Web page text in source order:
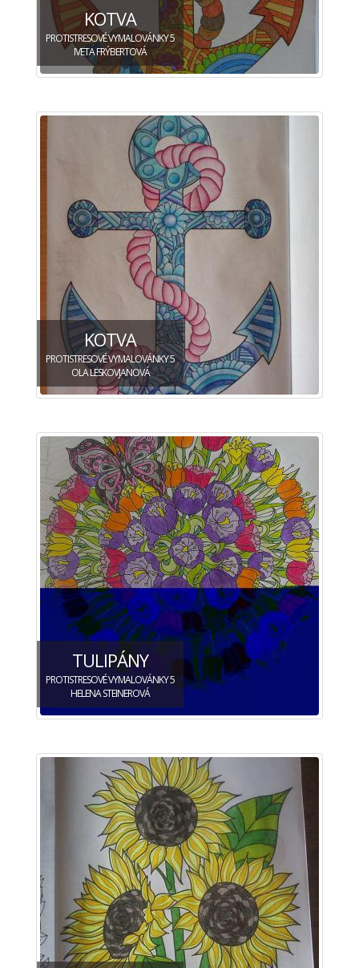
KOTVA
PROTISTRESOVÉ VYMALOVÁNKY 5
IVETA FRÝBERTOVÁ
KOTVA
PROTISTRESOVÉ VYMALOVÁNKY 5
OLA LESKOVJANOVÁ
TULIPÁNY
PROTISTRESOVÉ VYMALOVÁNKY 5
HELENA STEINEROVÁ